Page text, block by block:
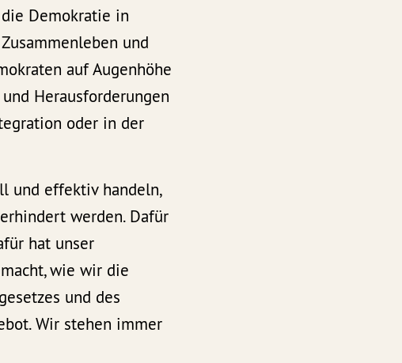
Demokratie in
und
auf Augenhöhe
Herausforderungen
oder in der
und effektiv handeln,
werden. Dafür
hat unser
wie wir die
und des
Wir stehen immer